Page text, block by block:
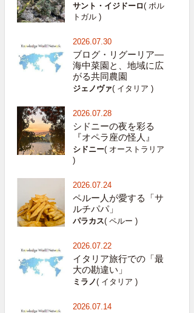
サント・イジドーロ( ポル
トガル )
2026.07.30
ブログ・リグーリア―
海中菜園と、地域に広
がる共同農園
ジェノヴァ( イタリア )
2026.07.28
シドニーの夜を彩る
『オペラ座の怪人』
シドニー( オーストラリア
)
2026.07.24
ペルー人が愛する「サ
ルチパパ」
パラカス( ペルー )
2026.07.22
イタリア旅行での「最
大の勘違い」
ミラノ( イタリア )
2026.07.14